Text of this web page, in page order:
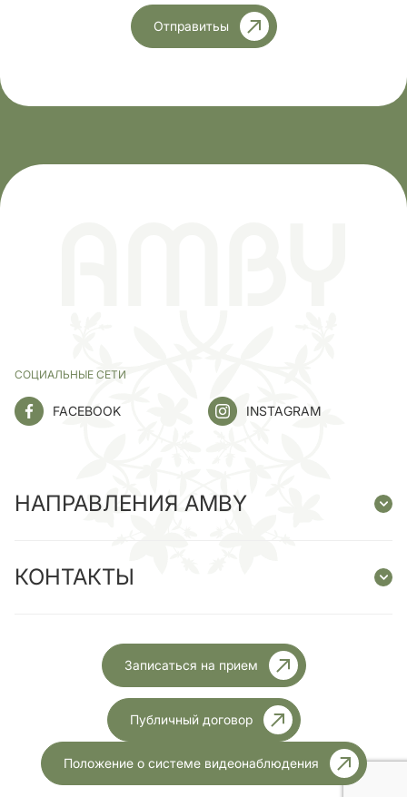
Отправитьы
СОЦИАЛЬНЫЕ СЕТИ
FACEBOOK INSTAGRAM
НАПРАВЛЕНИЯ AMBY
КОНТАКТЫ
Записаться на прием
Публичный договор
Положение о системе видеонаблюдения